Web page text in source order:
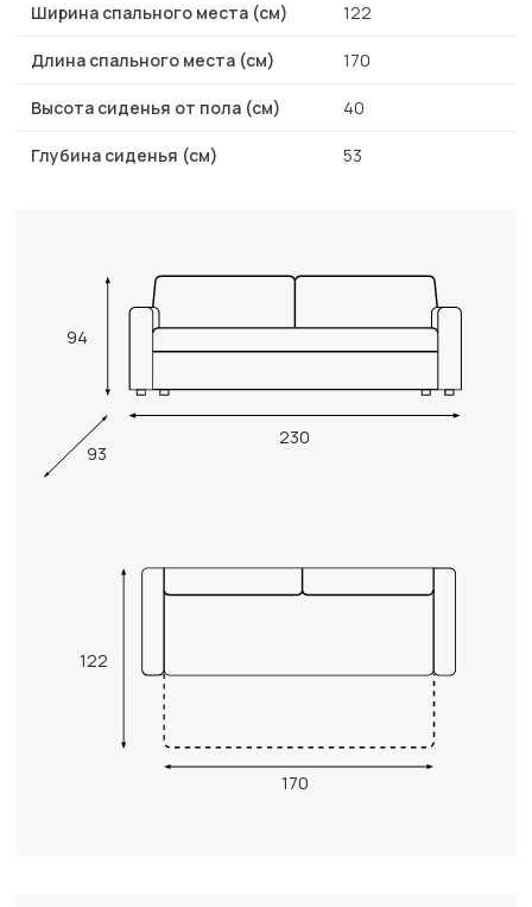
Ширина спального места (см) 122
Длина спального места (см) 170
Высота сиденья от пола (см) 40
Глубина сиденья (см) 53
94
230
93
122
170